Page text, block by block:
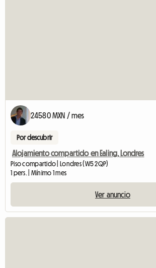
24580 MXN / mes
Por descubrir
Alojamiento compartido en Ealing, Londres
Piso compartido | Londres (W5 2QP)
1 pers. | Mínimo 1 mes
Ver anuncio